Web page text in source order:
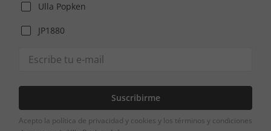
Ulla Popken
JP1880
Suscribirme
Acepto la política de privacidad y cookies y los términos y condiciones